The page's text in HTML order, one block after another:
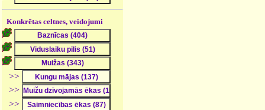
Konkrētas celtnes, veidojumi
>>
>>
>>